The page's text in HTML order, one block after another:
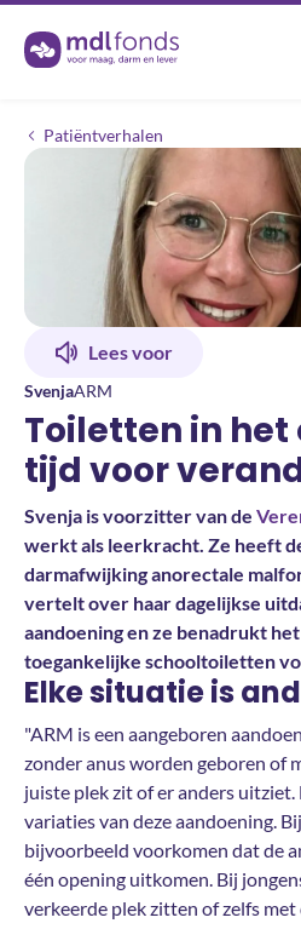
Terug naar de homepage
Patiëntverhalen
Toiletten in het onderwijs: tijd voor
Lees voor
Toiletten in het
tijd voor
SvenjaARM
Svenja is voorzitter van de
werkt als leerkracht. Ze heeft
darmafwijking anorectale
vertelt over haar dagelijkse
aandoening en ze benadrukt
toegankelijke schooltoiletten
Elke situatie is
"ARM is een aangeboren
zonder anus worden geboren of
juiste plek zit of er anders
variaties van deze aandoening.
bijvoorbeeld voorkomen dat de
één opening uitkomen. Bij
verkeerde plek zitten of zelfs